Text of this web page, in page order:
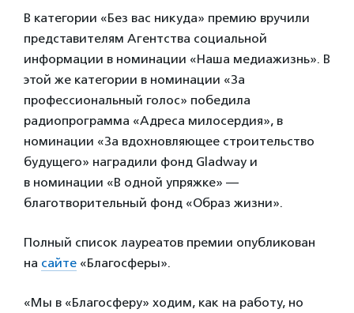
В категории «Без вас никуда» премию вручили
представителям Агентства социальной
информации в номинации «Наша медиажизнь». В
этой же категории в номинации «За
профессиональный голос» победила
радиопрограмма «Адреса милосердия», в
номинации «За вдохновляющее строительство
будущего» наградили фонд Gladway и
в номинации «В одной упряжке» —
благотворительный фонд «Образ жизни».
Полный список лауреатов премии опубликован
на сайте «Благосферы».
«Мы в «Благосферу» ходим, как на работу, но